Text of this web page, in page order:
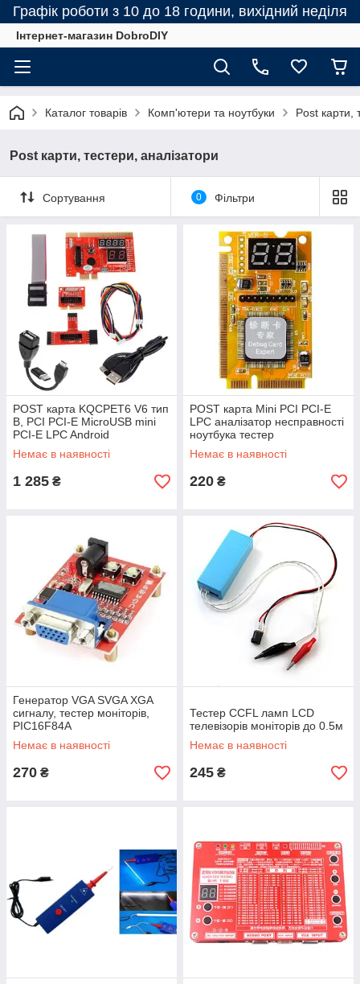
Графік роботи з 10 до 18 години, вихідний неділя
Інтернет-магазин DobroDIY
Каталог товарів Комп'ютери та ноутбуки Post карти,
Post карти, тестери, аналізатори
Сортування 0 Фільтри
POST карта KQCPET6 V6 тип
B, PCI PCI-E MicroUSB mini
PCI-E LPC Android
Немає в наявності
1 285 ₴
POST карта Mini PCI PCI-E
LPC аналізатор несправності
ноутбука тестер
Немає в наявності
220 ₴
Генератор VGA SVGA XGA
сигналу, тестер моніторів,
PIC16F84A
Немає в наявності
270 ₴
Тестер CCFL ламп LCD
телевізорів моніторів до 0.5м
Немає в наявності
245 ₴